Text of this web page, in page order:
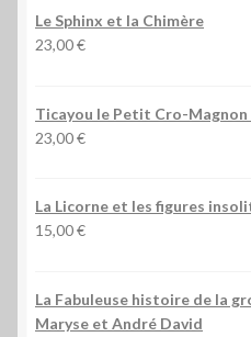
Le Sphinx et la Chimère
23,00€
Ticayou le Petit Cro-Magnon
23,00€
La Licorne et les figures
15,00€
La Fabuleuse histoire de la
Maryse et André David